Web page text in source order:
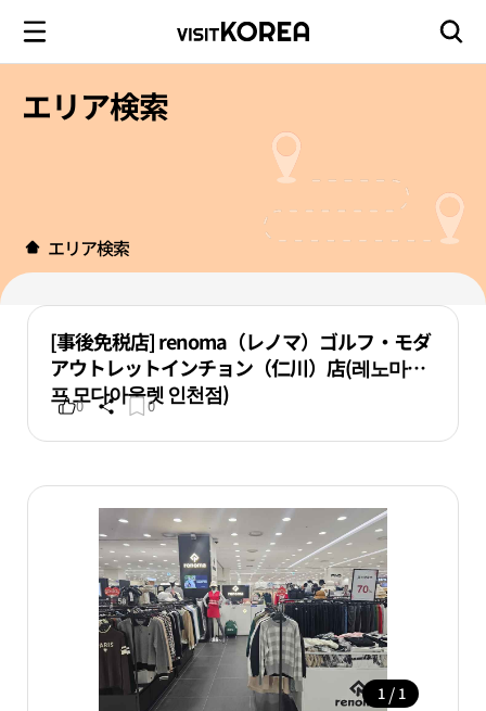
エリア検索
エリア検索
[事後免税店] renoma（レノマ）ゴルフ・モダ
アウトレットインチョン（仁川）店(레노마골
프 모다아울렛 인천점)
0 0
1 / 1